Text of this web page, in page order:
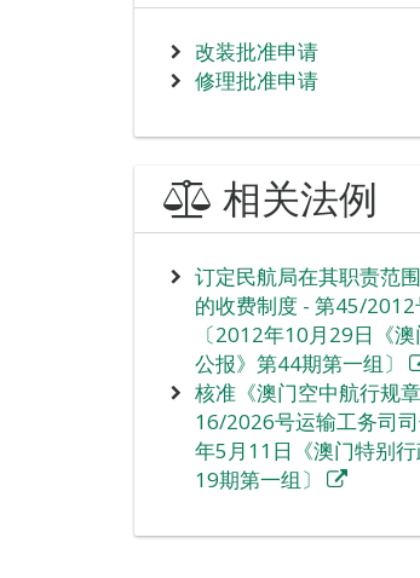
改装批准申请
修理批准申请
相关法例
订定民航局在其职责范
的收费制度 - 第45/
〔2012年10月29日《
公报》第44期第一组〕
核准《澳门空中航行规
16/2026号运输工务司
年5月11日《澳门特别
19期第一组〕